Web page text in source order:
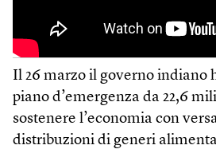
Il 26 marzo il governo indiano
piano d’emergenza da 22,6
sostenere l’economia con
distribuzioni di generi